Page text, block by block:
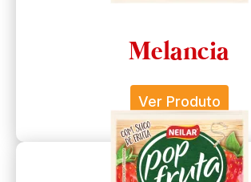
Melancia
Ver Produto